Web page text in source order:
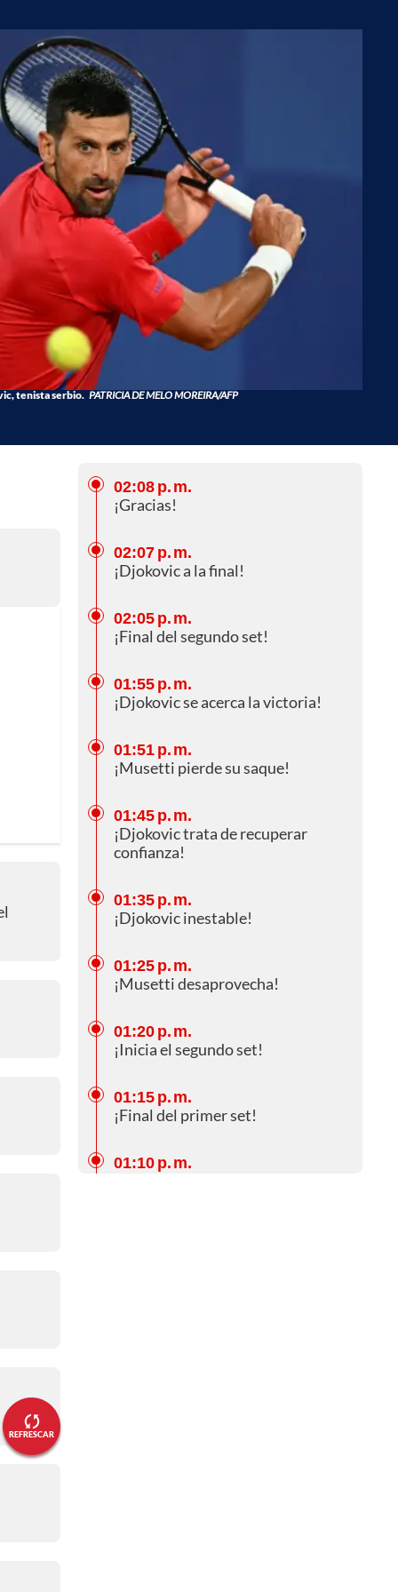
tenista serbio. PATRICIA DE MELO MOREIRA/AFP
REFRESCAR
02:08 p. m.
¡Gracias!
02:07 p. m.
¡Djokovic a la final!
02:05 p. m.
¡Final del segundo set!
01:55 p. m.
¡Djokovic se acerca la victoria!
01:51 p. m.
¡Musetti pierde su saque!
01:45 p. m.
¡Djokovic trata de recuperar
confianza!
01:35 p. m.
¡Djokovic inestable!
01:25 p. m.
¡Musetti desaprovecha!
01:20 p. m.
¡Inicia el segundo set!
01:15 p. m.
¡Final del primer set!
01:10 p. m.